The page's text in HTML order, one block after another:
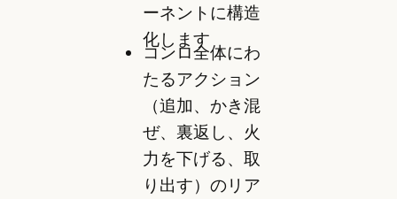
ーネントに構造
化します
コンロ全体にわ
たるアクション
（追加、かき混
ぜ、裏返し、火
力を下げる、取
り出す）のリア